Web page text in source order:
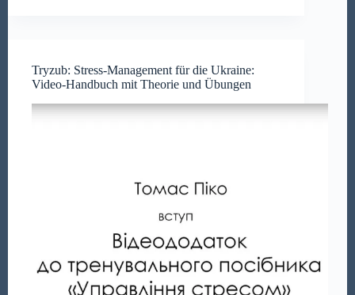
Tryzub: Stress-Management für die Ukraine:
Video-Handbuch mit Theorie und Übungen